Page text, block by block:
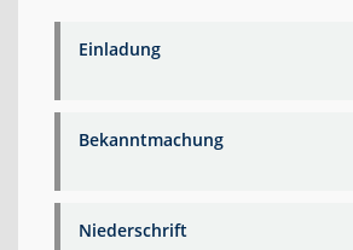
Einladung
Bekanntmachung
Niederschrift